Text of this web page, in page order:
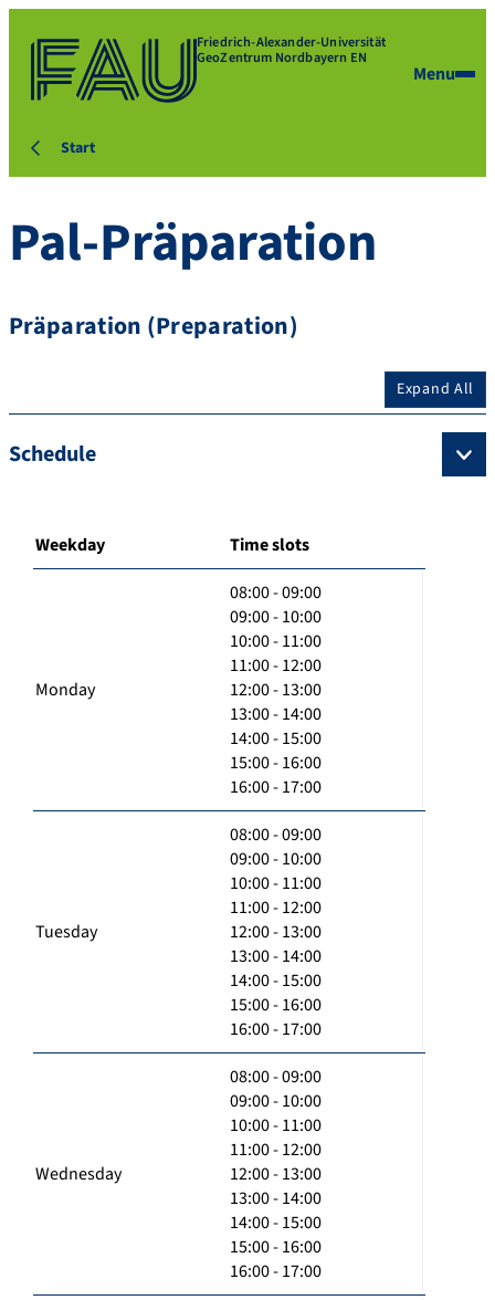
Friedrich-Alexander-Universität
GeoZentrum Nordbayern EN
Menu
Start
Pal-Präparation
Präparation (Preparation)
Expand All
Schedule
Weekday Time slots
Monday
08:00 - 09:00
09:00 - 10:00
10:00 - 11:00
11:00 - 12:00
12:00 - 13:00
13:00 - 14:00
14:00 - 15:00
15:00 - 16:00
16:00 - 17:00
Tuesday
08:00 - 09:00
09:00 - 10:00
10:00 - 11:00
11:00 - 12:00
12:00 - 13:00
13:00 - 14:00
14:00 - 15:00
15:00 - 16:00
16:00 - 17:00
Wednesday
08:00 - 09:00
09:00 - 10:00
10:00 - 11:00
11:00 - 12:00
12:00 - 13:00
13:00 - 14:00
14:00 - 15:00
15:00 - 16:00
16:00 - 17:00